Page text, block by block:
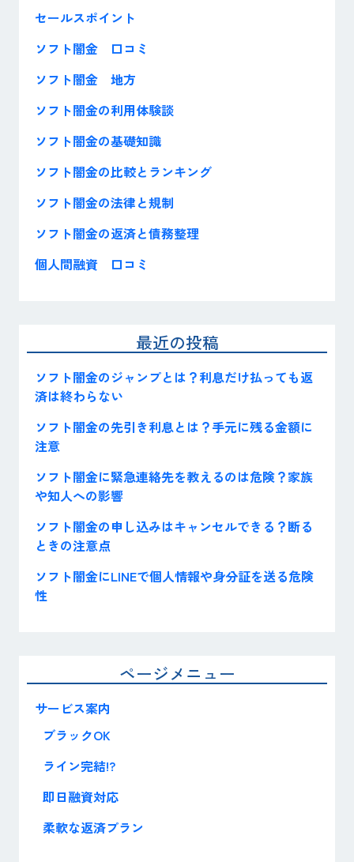
セールスポイント
ソフト闇金 口コミ
ソフト闇金 地方
ソフト闇金の利用体験談
ソフト闇金の基礎知識
ソフト闇金の比較とランキング
ソフト闇金の法律と規制
ソフト闇金の返済と債務整理
個人間融資 口コミ
最近の投稿
ソフト闇金のジャンプとは？利息だけ払っても返
済は終わらない
ソフト闇金の先引き利息とは？手元に残る金額に
注意
ソフト闇金に緊急連絡先を教えるのは危険？家族
や知人への影響
ソフト闇金の申し込みはキャンセルできる？断る
ときの注意点
ソフト闇金にLINEで個人情報や身分証を送る危険
性
ページメニュー
サービス案内
ブラックOK
ライン完結!?
即日融資対応
柔軟な返済プラン